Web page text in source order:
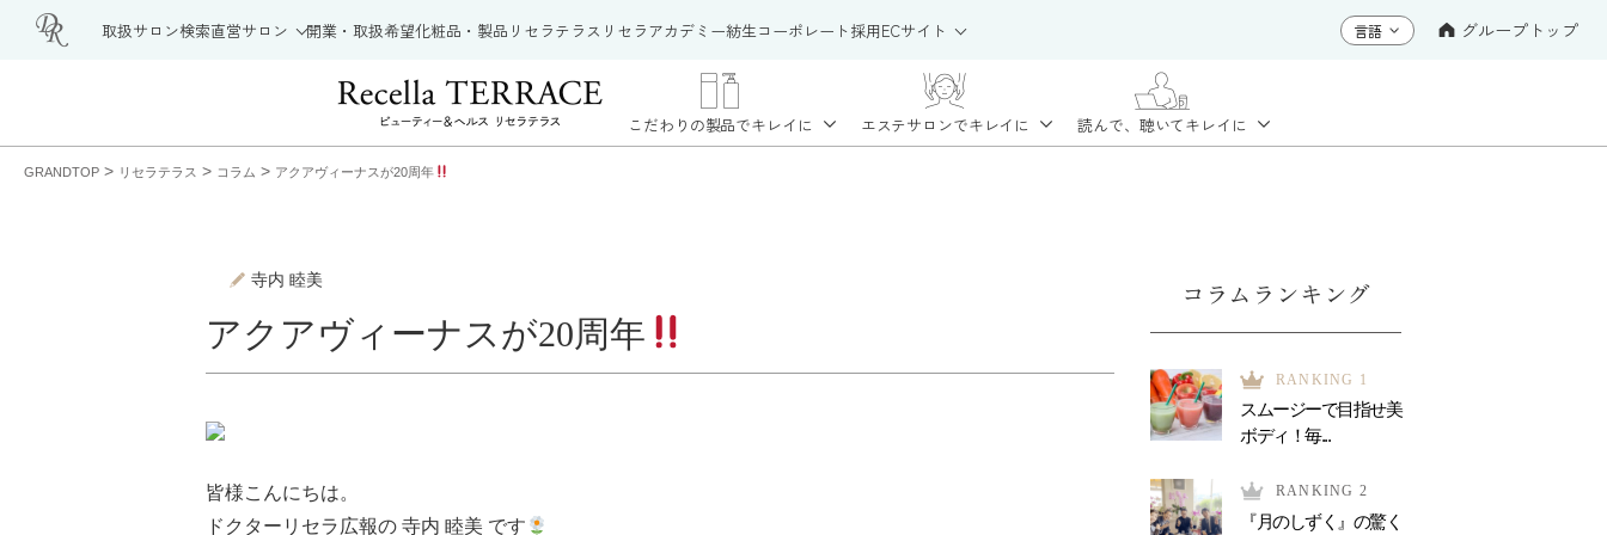
取扱サロン検索直営サロン 開業・取扱希望化粧品・製品 リセラテラス リセラアカデミー紡生コーポレート採用ECサイト グループトップ
こだわりの製品でキレイに エステサロンでキレイに 読んで、聴いてキレイに
GRANDTOP > リセラテラス > コラム > アクアヴィーナスが20周年
寺内 睦美
アクアヴィーナスが20周年
皆様こんにちは。
ドクターリセラ広報の 寺内 睦美 です
コラムランキング
RANKING 1
スムージーで目指せ美
ボディ！毎...
RANKING 2
『月のしずく』の驚く